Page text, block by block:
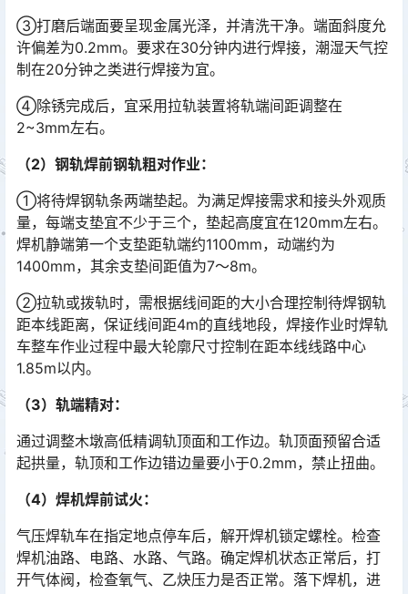
③打磨后端面要呈现金属光泽，并清洗干净。端面斜度允
许偏差为0.2mm。要求在30分钟内进行焊接，潮湿天气控
制在20分钟之类进行焊接为宜。
④除锈完成后，宜采用拉轨装置将轨端间距调整在
2~3mm左右。
（2）钢轨焊前钢轨粗对作业：
①将待焊钢轨条两端垫起。为满足焊接需求和接头外观质
量，每端支垫宜不少于三个，垫起高度宜在120mm左右。
焊机静端第一个支垫距轨端约1100mm，动端约为
1400mm，其余支垫间距值为7～8m。󠅅󠅃󠄵󠅂󠄪󠇖󠆨󠆨󠇕󠆞󠆒󠅬󠇘󠆭󠆘󠇙󠆝󠅵󠇗󠆭󠆁󠄐󠇗󠅹󠅸󠇖󠆍󠅳󠇖󠅹󠅰󠇖󠆌󠅹
②拉轨或拨轨时，需根据线间距的大小合理控制待焊钢轨
距本线距离，保证线间距4m的直线地段，焊接作业时焊轨
车整车作业过程中最大轮廓尺寸控制在距本线线路中心
1.85m以内。󠅅󠅃󠄵󠅂󠄪󠇖󠆨󠆨󠇕󠆞󠆒󠅬󠇘󠆭󠆘󠇙󠆝󠅵󠇗󠆭󠆁󠄐󠇗󠅹󠅸󠇖󠆍󠅳󠇖󠅹󠅰󠇖󠆌󠅹
（3）轨端精对：
通过调整木墩高低精调轨顶面和工作边。轨顶面预留合适
起拱量，轨顶和工作边错边量要小于0.2mm，禁止扭曲。
（4）焊机焊前试火：
气压焊轨车在指定地点停车后，解开焊机锁定螺栓。检查
焊机油路、电路、水路、气路。确定焊机状态正常后，打
开气体阀，检查氧气、乙炔压力是否正常。落下焊机，进